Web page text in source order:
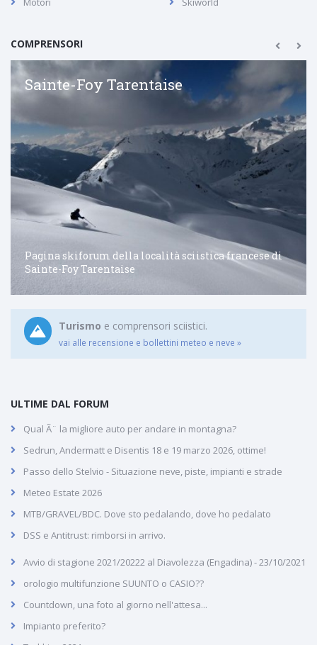
COMPRENSORI
Sainte-Foy Tarentaise
Pagina skiforum della località sciistica francese di
Sainte-Foy Tarentaise
Turismo e comprensori sciistici.
vai alle recensione e bollettini meteo e neve »
ULTIME DAL FORUM
Qual Ã¨ la migliore auto per andare in montagna?
Sedrun, Andermatt e Disentis 18 e 19 marzo 2026, ottime!
Passo dello Stelvio - Situazione neve, piste, impianti e strade
Meteo Estate 2026
MTB/GRAVEL/BDC. Dove sto pedalando, dove ho pedalato
DSS e Antitrust: rimborsi in arrivo.
Avvio di stagione 2021/20222 al Diavolezza (Engadina) - 23/10/2021
orologio multifunzione SUUNTO o CASIO??
Countdown, una foto al giorno nell'attesa...
Impianto preferito?